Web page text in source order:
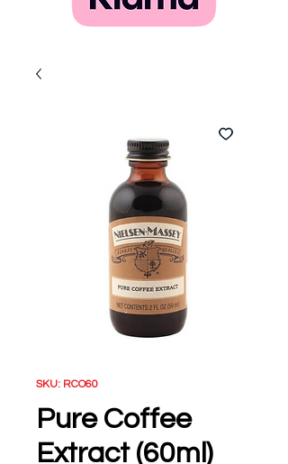
SKU: RCO60
Pure Coffee
Extract (60ml)